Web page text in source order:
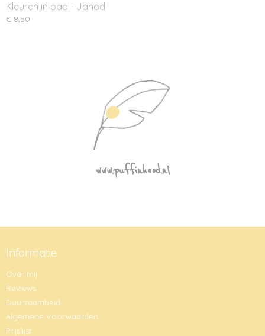
Kleuren in bad - Janod
€ 8,50
www.puffinhood.nl
Informatie
Over mij
Reviews
Duurzaamheid
Algemene Voorwaarden
Prijslijst